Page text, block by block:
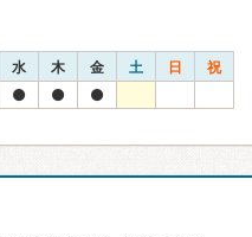
水 木 金 土 日 祝